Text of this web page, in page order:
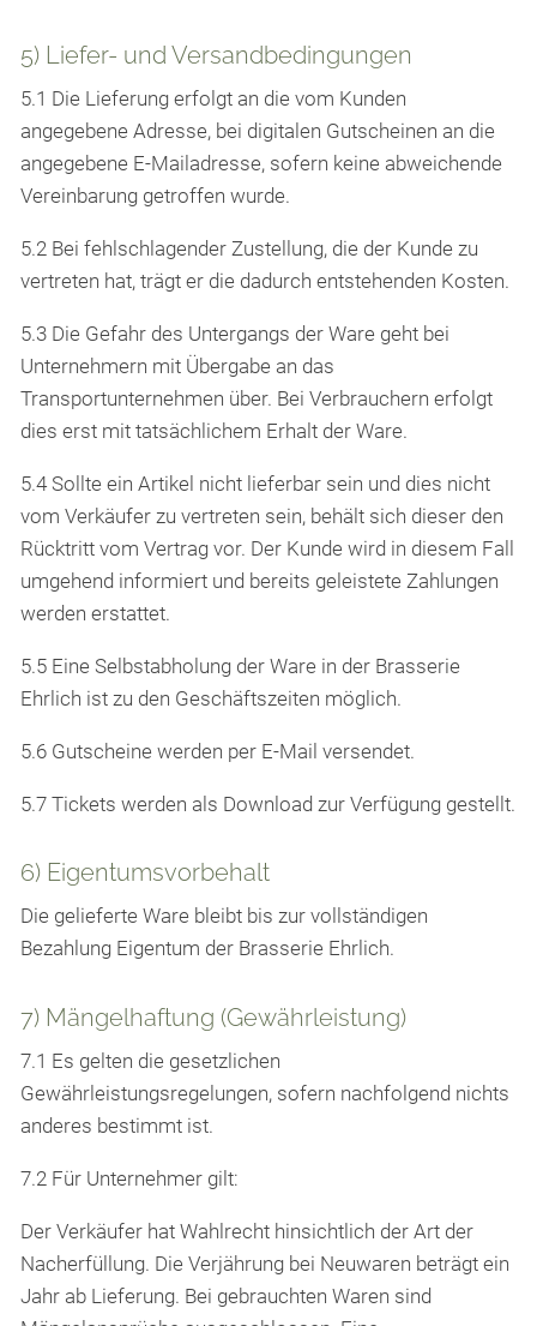
5) Liefer- und Versandbedingungen
5.1 Die Lieferung erfolgt an die vom Kunden
angegebene Adresse, bei digitalen Gutscheinen an die
angegebene E-Mailadresse, sofern keine abweichende
Vereinbarung getroffen wurde.
5.2 Bei fehlschlagender Zustellung, die der Kunde zu
vertreten hat, trägt er die dadurch entstehenden Kosten.
5.3 Die Gefahr des Untergangs der Ware geht bei
Unternehmern mit Übergabe an das
Transportunternehmen über. Bei Verbrauchern erfolgt
dies erst mit tatsächlichem Erhalt der Ware.
5.4 Sollte ein Artikel nicht lieferbar sein und dies nicht
vom Verkäufer zu vertreten sein, behält sich dieser den
Rücktritt vom Vertrag vor. Der Kunde wird in diesem Fall
umgehend informiert und bereits geleistete Zahlungen
werden erstattet.
5.5 Eine Selbstabholung der Ware in der Brasserie
Ehrlich ist zu den Geschäftszeiten möglich.
5.6 Gutscheine werden per E-Mail versendet.
5.7 Tickets werden als Download zur Verfügung gestellt.
6) Eigentumsvorbehalt
Die gelieferte Ware bleibt bis zur vollständigen
Bezahlung Eigentum der Brasserie Ehrlich.
7) Mängelhaftung (Gewährleistung)
7.1 Es gelten die gesetzlichen
Gewährleistungsregelungen, sofern nachfolgend nichts
anderes bestimmt ist.
7.2 Für Unternehmer gilt:
Der Verkäufer hat Wahlrecht hinsichtlich der Art der
Nacherfüllung. Die Verjährung bei Neuwaren beträgt ein
Jahr ab Lieferung. Bei gebrauchten Waren sind